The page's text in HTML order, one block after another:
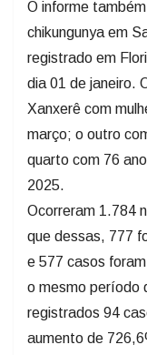
registrado em
dia 01 de janeiro.
Xanxerê com
março; o outro
quarto com 76
2025.
Ocorreram 1.784
que dessas, 777
e 577 casos
o mesmo período
registrados 94
aumento de
Xanxerê